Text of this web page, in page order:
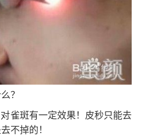
？
对雀斑有一定效果！皮秒只能去
不掉的！